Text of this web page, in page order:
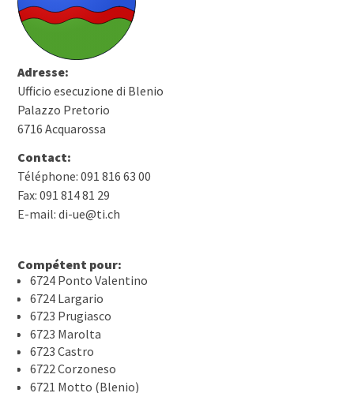
Adresse:
Ufficio esecuzione di Blenio
Palazzo Pretorio
6716 Acquarossa
Contact:
Téléphone: 091 816 63 00
Fax: 091 814 81 29
E-mail: di-ue@ti.ch
Compétent pour:
6724 Ponto Valentino
6724 Largario
6723 Prugiasco
6723 Marolta
6723 Castro
6722 Corzoneso
6721 Motto (Blenio)